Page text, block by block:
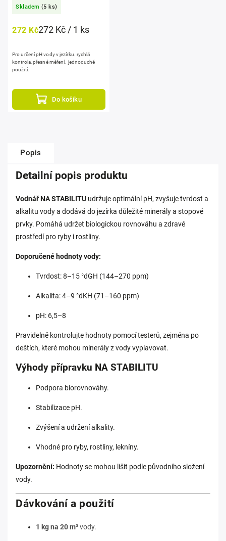
Skladem (5 ks)
272 Kč272 Kč / 1 ks
Do košíku
Pro určení pH vody v jezírku. rychlá
kontrola, přesné měření, jednoduché
použití.
Popis
Detailní popis produktu
Vodnář NA STABILITU udržuje optimální pH, zvyšuje tvrdost a
alkalitu vody a dodává do jezírka důležité minerály a stopové
prvky. Pomáhá udržet biologickou rovnováhu a zdravé
prostředí pro ryby i rostliny.
Doporučené hodnoty vody:
Tvrdost: 8–15 °dGH (144–270 ppm)
Alkalita: 4–9 °dKH (71–160 ppm)
pH: 6,5–8
Pravidelně kontrolujte hodnoty pomocí testerů, zejména po
deštích, které mohou minerály z vody vyplavovat.
Výhody přípravku NA STABILITU
Podpora biorovnováhy.
Stabilizace pH.
Zvýšení a udržení alkality.
Vhodné pro ryby, rostliny, lekníny.
Upozornění: Hodnoty se mohou lišit podle původního složení
vody.
Dávkování a použití
1 kg na 20 m³vody.